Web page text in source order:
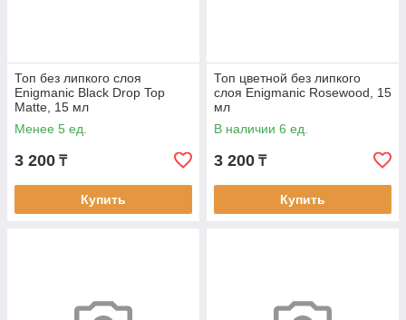
Топ без липкого слоя
Enigmanic Black Drop Top
Matte, 15 мл
Менее 5 ед.
3 200 ₸
Купить
Топ цветной без липкого
слоя Enigmanic Rosewood, 15
мл
В наличии 6 ед.
3 200 ₸
Купить